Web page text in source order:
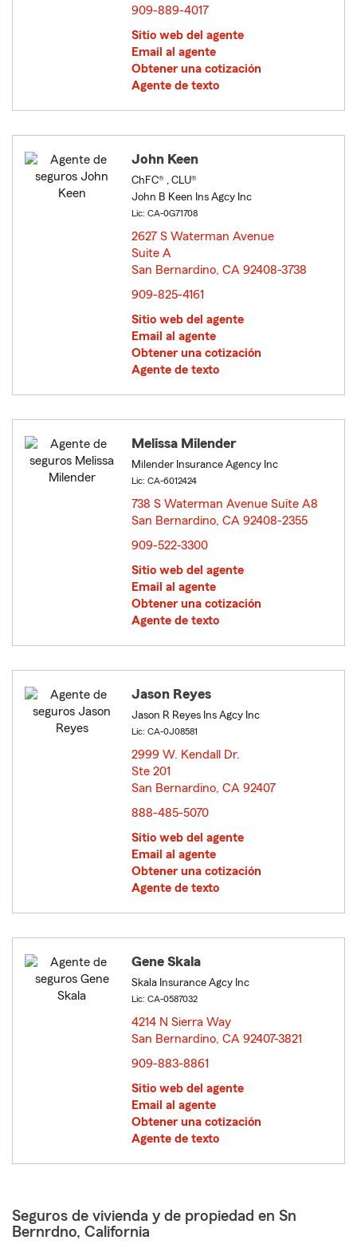
909-889-4017
Sitio web del agente
Email al agente
Obtener una cotización
Agente de texto
John Keen
ChFC® , CLU®
John B Keen Ins Agcy Inc
Lic: CA-0G71708
2627 S Waterman Avenue
Suite A
San Bernardino, CA 92408-3738
909-825-4161
Sitio web del agente
Email al agente
Obtener una cotización
Agente de texto
Melissa Milender
Milender Insurance Agency Inc
Lic: CA-6012424
738 S Waterman Avenue Suite A8
San Bernardino, CA 92408-2355
909-522-3300
Sitio web del agente
Email al agente
Obtener una cotización
Agente de texto
Jason Reyes
Jason R Reyes Ins Agcy Inc
Lic: CA-0J08581
2999 W. Kendall Dr.
Ste 201
San Bernardino, CA 92407
888-485-5070
Sitio web del agente
Email al agente
Obtener una cotización
Agente de texto
Gene Skala
Skala Insurance Agcy Inc
Lic: CA-0587032
4214 N Sierra Way
San Bernardino, CA 92407-3821
909-883-8861
Sitio web del agente
Email al agente
Obtener una cotización
Agente de texto
Seguros de vivienda y de propiedad en Sn
Bernrdno, California